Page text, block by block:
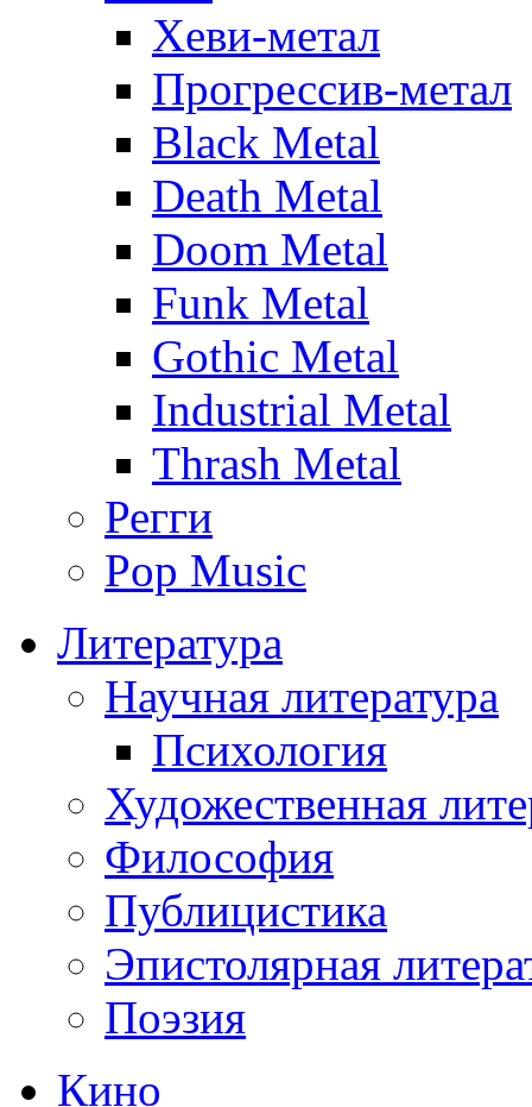
Хеви-метал
Прогрессив-метал
Black Metal
Death Metal
Doom Metal
Funk Metal
Gothic Metal
Industrial Metal
Thrash Metal
Регги
Pop Music
Литература
Научная литература
Психология
Художественная
Философия
Публицистика
Эпистолярная
Поэзия
Кино